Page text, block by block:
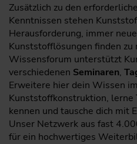
Zusätzlich zu den
Kenntnissen stehen
Herausforderung, immer
Kunststofflösungen finden zu
Wissensforum unterstützt
verschiedenen Seminaren,
Erweitere hier dein Wissen
Kunststoffkonstruktion, lerne
kennen und tausche dich mit
Unser Netzwerk aus fast
für ein hochwertiges